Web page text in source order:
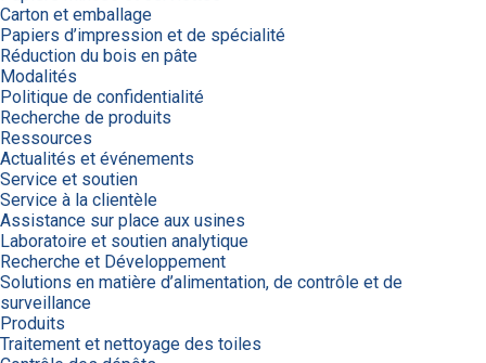
Carton et emballage
Papiers d’impression et de spécialité
Réduction du bois en pâte
Modalités
Politique de confidentialité
Recherche de produits
Ressources
Actualités et événements
Service et soutien
Service à la clientèle
Assistance sur place aux usines
Laboratoire et soutien analytique
Recherche et Développement
Solutions en matière d’alimentation, de contrôle et de
surveillance
Produits
Traitement et nettoyage des toiles